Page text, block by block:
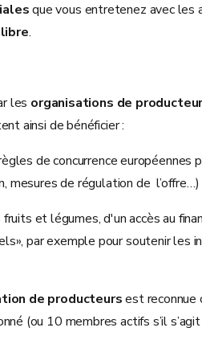
que vous entretenez avec les
.
les organisations de
ainsi de bénéficier :
de concurrence européennes
mesures de régulation de l’offre…)
et légumes, d'un accès au
par exemple pour soutenir
de producteursest
(ou 10 membres actifs s’il